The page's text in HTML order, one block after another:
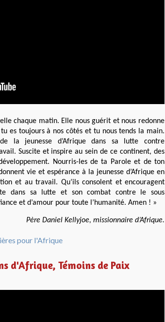
chaque matin. Elle nous guérit et nous redonne
es toujours à nos côtés et tu nous tends la main.
la jeunesse d’Afrique dans sa lutte contre
Suscite et inspire au sein de ce continent, des
Nourris-les de ta Parole et de ton
vie et espérance à la jeunesse d’Afrique en
et au travail. Qu’ils consolent et encouragent
dans sa lutte et son combat contre le sous
et d’amour pour toute l’humanité. Amen ! »
Père Daniel Kellyjoe, missionnaire d’Afrique.
d'Afrique, Témoins de Paix